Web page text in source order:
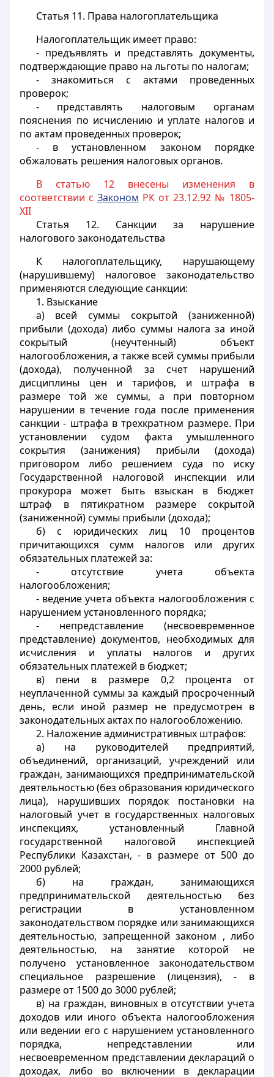
Статья 11. Права налогоплательщика
Налогоплательщик имеет право:
- предъявлять и представлять документы,
подтверждающие право на льготы по налогам;
- знакомиться с актами проведенных
проверок;
- представлять налоговым органам
пояснения по исчислению и уплате налогов и
по актам проведенных проверок;
- в установленном законом порядке
обжаловать решения налоговых органов.
В статью 12 внесены изменения в
соответствии с Законом РК от 23.12.92 № 1805-
XII
Статья 12. Санкции за нарушение
налогового законодательства
К налогоплательщику, нарушающему
(нарушившему) налоговое законодательство
применяются следующие санкции:
1. Взыскание
а) всей суммы сокрытой (заниженной)
прибыли (дохода) либо суммы налога за иной
сокрытый (неучтенный) объект
налогообложения, а также всей суммы прибыли
(дохода), полученной за счет нарушений
дисциплины цен и тарифов, и штрафа в
размере той же суммы, а при повторном
нарушении в течение года после применения
санкции - штрафа в трехкратном размере. При
установлении судом факта умышленного
сокрытия (занижения) прибыли (дохода)
приговором либо решением суда по иску
Государственной налоговой инспекции или
прокурора может быть взыскан в бюджет
штраф в пятикратном размере сокрытой
(заниженной) суммы прибыли (дохода);
б) с юридических лиц 10 процентов
причитающихся сумм налогов или других
обязательных платежей за:
- отсутствие учета объекта
налогообложения;
- ведение учета объекта налогообложения с
нарушением установленного порядка;
- непредставление (несвоевременное
представление) документов, необходимых для
исчисления и уплаты налогов и других
обязательных платежей в бюджет;
в) пени в размере 0,2 процента от
неуплаченной суммы за каждый просроченный
день, если иной размер не предусмотрен в
законодательных актах по налогообложению.
2. Наложение административных штрафов:
а) на руководителей предприятий,
объединений, организаций, учреждений или
граждан, занимающихся предпринимательской
деятельностью (без образования юридического
лица), нарушивших порядок постановки на
налоговый учет в государственных налоговых
инспекциях, установленный Главной
государственной налоговой инспекцией
Республики Казахстан, - в размере от 500 до
2000 рублей;
б) на граждан, занимающихся
предпринимательской деятельностью без
регистрации в установленном
законодательством порядке или занимающихся
деятельностью, запрещенной законом , либо
деятельностью, на занятие которой не
получено установленное законодательством
специальное разрешение (лицензия), - в
размере от 1500 до 3000 рублей;
в) на граждан, виновных в отсутствии учета
доходов или иного объекта налогообложения
или ведении его с нарушением установленного
порядка, непредставлении или
несвоевременном представлении деклараций о
доходах, либо во включении в декларации